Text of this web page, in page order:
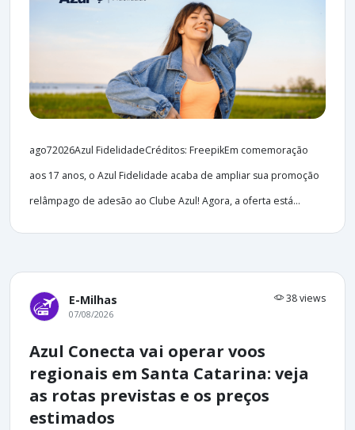
ago72026Azul FidelidadeCréditos: FreepikEm comemoração
aos 17 anos, o Azul Fidelidade acaba de ampliar sua promoção
relâmpago de adesão ao Clube Azul! Agora, a oferta está...
E-Milhas 38 views
07/08/2026
Azul Conecta vai operar voos
regionais em Santa Catarina: veja
as rotas previstas e os preços
estimados